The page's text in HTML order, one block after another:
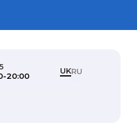
20:00
UKRU